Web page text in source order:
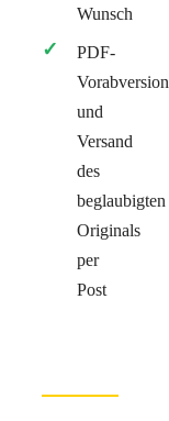
Wunsch
PDF-
Vorabversion
und
Versand
des
beglaubigten
Originals
per
Post